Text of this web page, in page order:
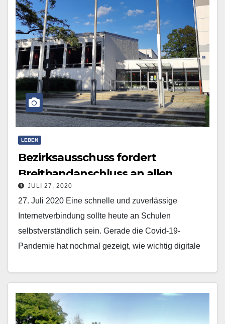
LEBEN
Bezirksausschuss fordert
Breitbandanschluss an allen
Schulen
JULI 27, 2020
27. Juli 2020 Eine schnelle und zuverlässige
Internetverbindung sollte heute an Schulen
selbstverständlich sein. Gerade die Covid-19-
Pandemie hat nochmal gezeigt, wie wichtig digitale
Mehr erfahren